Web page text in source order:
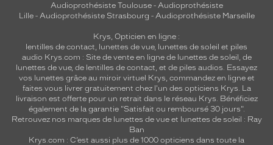
Audioprothésiste Toulouse- Audioprothésiste
Lille- Audioprothésiste Strasbourg - Audioprothésiste Marseille
Krys, Opticien en ligne :
lentilles de contact lunettes de vue, lunettes de soleil et piles
audio Krys.com : Site de vente en ligne de lunettes de soleil, de
lunettes de vue, de lentilles de contact , et de piles audios. Essayez
vos lunettes grâce au miroir virtuel Krys, commandez en ligne et
faites vous livrer gratuitement chez l'un des opticiens Krys. La
livraison est offerte pour un retrait dans le réseau Krys. Bénéficiez
également de la garantie "Satisfait ou remboursé 30 jours".
Retrouvez nos marques de lunettes de vue et lunettes de soleil : Ray
Ban
Krys.com : C’est aussi plus de 1000 opticiens dans toute la